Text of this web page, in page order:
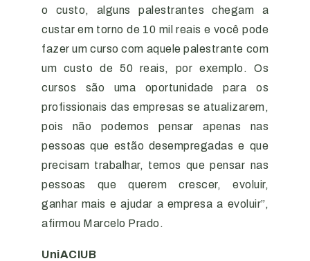
o custo, alguns palestrantes chegam a
custar em torno de 10 mil reais e você pode
fazer um curso com aquele palestrante com
um custo de 50 reais, por exemplo. Os
cursos são uma oportunidade para os
profissionais das empresas se atualizarem,
pois não podemos pensar apenas nas
pessoas que estão desempregadas e que
precisam trabalhar, temos que pensar nas
pessoas que querem crescer, evoluir,
ganhar mais e ajudar a empresa a evoluir”,
afirmou Marcelo Prado.
UniACIUB